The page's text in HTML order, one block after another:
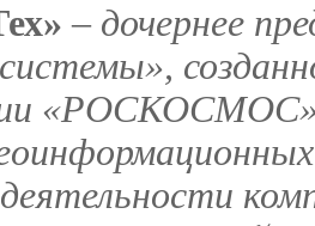
– дочернее
«РОСКОСМОС»